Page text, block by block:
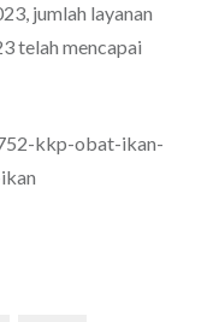
jumlah layanan
telah mencapai
kkp-obat-ikan-